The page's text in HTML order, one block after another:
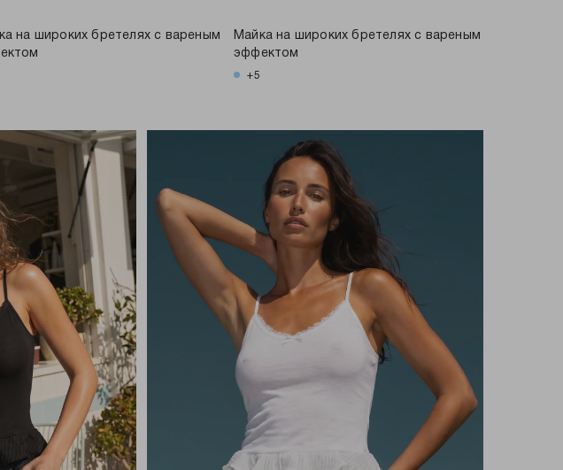
на широких бретелях с вареным
Майка на широких бретелях с вареным
эффектом
+5